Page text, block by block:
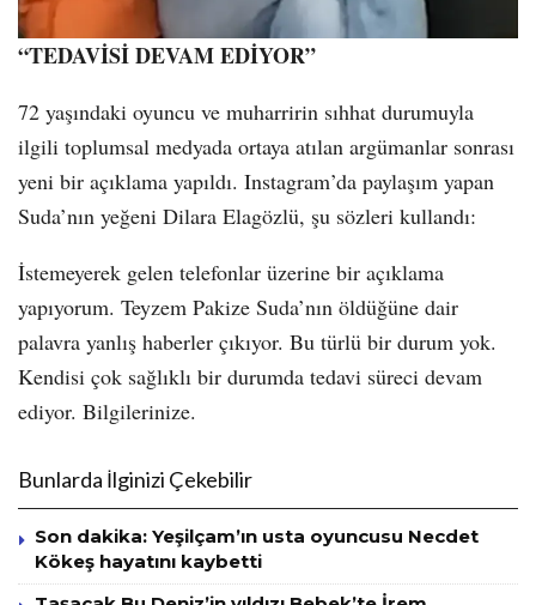
“TEDAVİSİ DEVAM EDİYOR”
72 yaşındaki oyuncu ve muharririn sıhhat durumuyla
ilgili toplumsal medyada ortaya atılan argümanlar sonrası
yeni bir açıklama yapıldı. Instagram’da paylaşım yapan
Suda’nın yeğeni Dilara Elagözlü, şu sözleri kullandı:
İstemeyerek gelen telefonlar üzerine bir açıklama
yapıyorum. Teyzem Pakize Suda’nın öldüğüne dair
palavra yanlış haberler çıkıyor. Bu türlü bir durum yok.
Kendisi çok sağlıklı bir durumda tedavi süreci devam
ediyor. Bilgilerinize.
Bunlarda İlginizi Çekebilir
Son dakika: Yeşilçam’ın usta oyuncusu Necdet
Kökeş hayatını kaybetti